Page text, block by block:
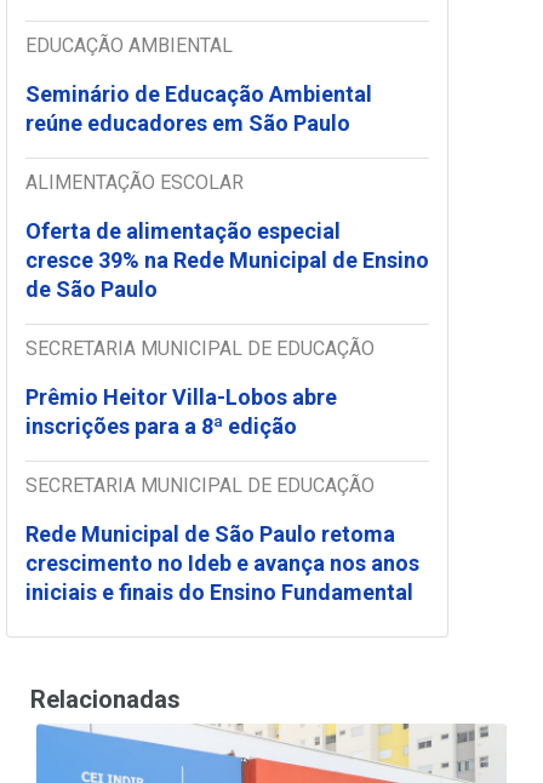
EDUCAÇÃO AMBIENTAL
Seminário de Educação Ambiental
reúne educadores em São Paulo
ALIMENTAÇÃO ESCOLAR
Oferta de alimentação especial
cresce 39% na Rede Municipal de Ensino
de São Paulo
SECRETARIA MUNICIPAL DE EDUCAÇÃO
Prêmio Heitor Villa-Lobos abre
inscrições para a 8ª edição
SECRETARIA MUNICIPAL DE EDUCAÇÃO
Rede Municipal de São Paulo retoma
crescimento no Ideb e avança nos anos
iniciais e finais do Ensino Fundamental
Relacionadas